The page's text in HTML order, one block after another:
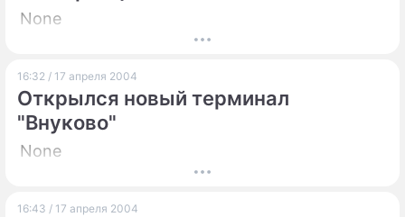
None
16:32 / 17 апреля 2004
Открылся новый терминал
"Внуково"
None
16:43 / 17 апреля 2004